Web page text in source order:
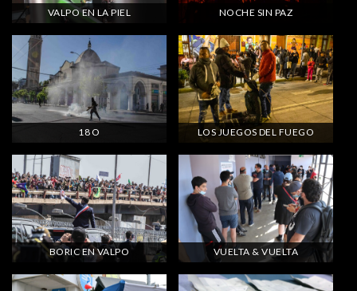
VALPO EN LA PIEL NOCHE SIN PAZ
18 O LOS JUEGOS DEL FUEGO
BORIC EN VALPO VUELTA & VUELTA